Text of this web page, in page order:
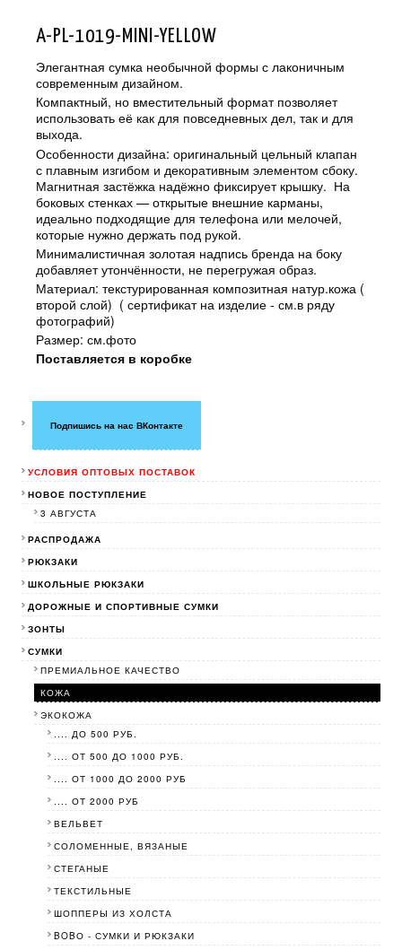
A-PL-1019-MINI-YELLOW
Элегантная сумка необычной формы с лаконичным
современным дизайном.
Компактный, но вместительный формат позволяет
использовать её как для повседневных дел, так и для
выхода.
Особенности дизайна: оригинальный цельный клапан
с плавным изгибом и декоративным элементом сбоку.
Магнитная застёжка надёжно фиксирует крышку. На
боковых стенках — открытые внешние карманы,
идеально подходящие для телефона или мелочей,
которые нужно держать под рукой.
Минималистичная золотая надпись бренда на боку
добавляет утончённости, не перегружая образ.
Материал: текстурированная композитная натур.кожа (
второй слой) ( сертификат на изделие - см.в ряду
фотографий)
Размер: см.фото
Поставляется в коробке
Подпишись на нас ВКонтакте
УСЛОВИЯ ОПТОВЫХ ПОСТАВОК
НОВОЕ ПОСТУПЛЕНИЕ
3 АВГУСТА
РАСПРОДАЖА
РЮКЗАКИ
ШКОЛЬНЫЕ РЮКЗАКИ
ДОРОЖНЫЕ И СПОРТИВНЫЕ СУМКИ
ЗОНТЫ
СУМКИ
ПРЕМИАЛЬНОЕ КАЧЕСТВО
КОЖА
ЭКОКОЖА
.... ДО 500 РУБ.
.... ОТ 500 ДО 1000 РУБ.
.... ОТ 1000 ДО 2000 РУБ
.... ОТ 2000 РУБ
ВЕЛЬВЕТ
СОЛОМЕННЫЕ, ВЯЗАНЫЕ
СТЕГАНЫЕ
ТЕКСТИЛЬНЫЕ
ШОППЕРЫ ИЗ ХОЛСТА
BOBО - СУМКИ И РЮКЗАКИ